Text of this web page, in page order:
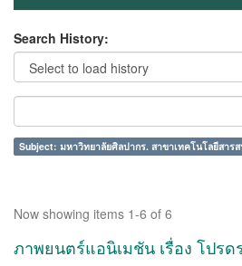
Search History:
Subject: มหาวิทยาลัยศิลปากร. สาขาเทคโนโลยีสาร
Now showing items 1-6 of 6
ภาพยนตร์แอนิเมชัน เรื่อง โปรด